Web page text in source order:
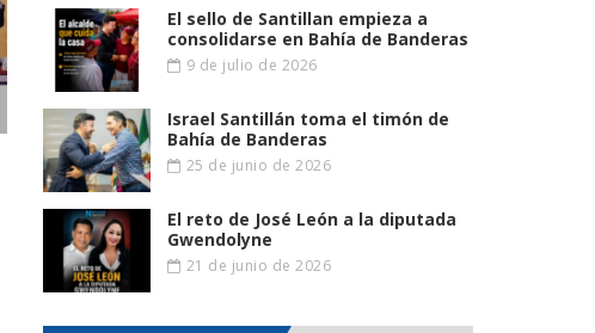
El sello de Santillan empieza a
consolidarse en Bahía de Banderas
9 de julio de 2026
Israel Santillán toma el timón de
Bahía de Banderas
25 de junio de 2026
El reto de José León a la diputada
Gwendolyne
21 de junio de 2026